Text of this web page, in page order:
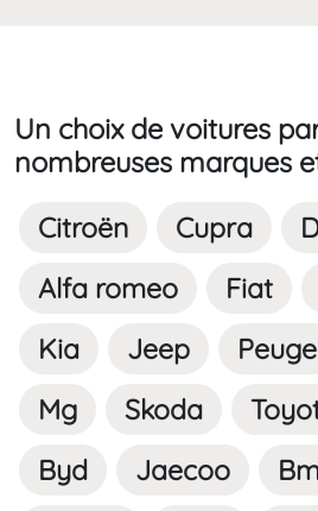
Un choix de voitures
nombreuses marques
Citroën Cupra
Alfa romeo
Fiat
Kia
Jeep
Mg
Skoda
Byd
Jaecoo